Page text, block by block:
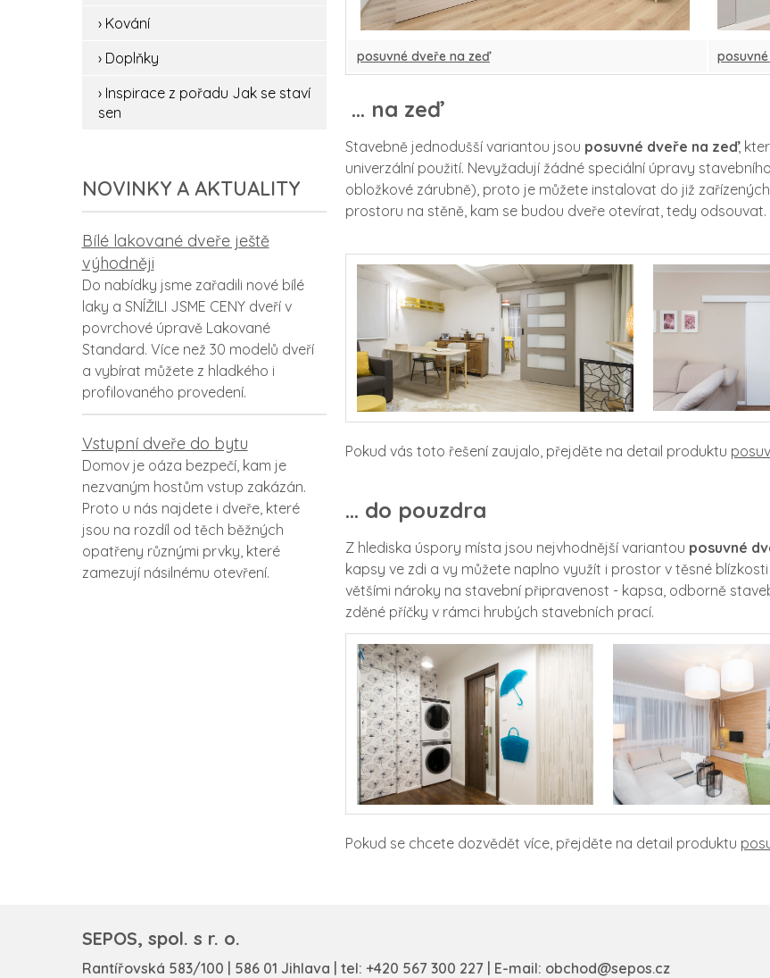
atypické dveře a zárubně
kování
doplňky
inspirace z pořadu jak se staví sen
posuvné dveře na zeď
… na zeď
Stavebně jednodušší variantou jsou posuvné dveře na zeď,
univerzální použití. Nevyžadují žádné speciální úpravy
obložkové zárubně), proto je můžete instalovat do již
prostoru na stěně, kam se budou dveře otevírat, tedy odsouvat.
Pokud vás toto řešení zaujalo, přejděte na detail produktu
… do pouzdra
Z hlediska úspory místa jsou nejvhodnější variantou posuvné
kapsy ve zdi a vy můžete naplno využít i prostor v těsné
většími nároky na stavební připravenost - kapsa, odborně
zděné příčky v rámci hrubých stavebních prací.
Pokud se chcete dozvědět více, přejděte na detail produktu
› Kování
› Doplňky
› Inspirace z pořadu Jak se staví
sen
NOVINKY A AKTUALITY
Bílé lakované dveře ještě
výhodněji
Do nabídky jsme zařadili nové bílé
laky a SNÍŽILI JSME CENY dveří v
povrchové úpravě Lakované
Standard. Více než 30 modelů dveří
a vybírat můžete z hladkého i
profilovaného provedení.
Vstupní dveře do bytu
Domov je oáza bezpečí, kam je
nezvaným hostům vstup zakázán.
Proto u nás najdete i dveře, které
jsou na rozdíl od těch běžných
opatřeny různými prvky, které
zamezují násilnému otevření.
SEPOS, spol. s r. o.
Rantířovská 583/100 | 586 01 Jihlava | tel: +420 567 300 227 | E-mail: obchod@sepos.cz